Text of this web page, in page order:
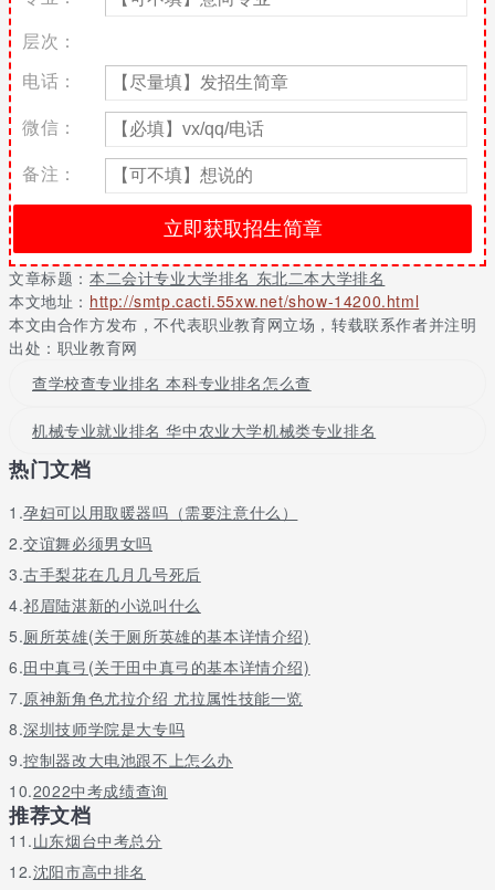
2、辽宁传媒学院
坐落于辽宁省沈阳市，是辽宁省应用型大学建设试点高校、辽宁省
文化产业校企联盟理事长单位。
校园总占地面积1600亩，建筑面积47万平方米，分南北两个校区，
北校区正在建设中；下设11个二级学院，开设31个本科专业，5个
专科专业。
3、长春工程学院
位于长春市，是经教育部批准成立的一所以工学为主，管理学、理
学、艺术学、文学等多学科发展的省属普通本科高校。
学校有湖东和湖西两个校区，占地总面积45.8万平方米；设有22个
教学机构，开设59个本科专业，有16个硕士研究生专业培养方向。
专科教育为辅的财经性应用型本科院校，入选吉林省首批应用型试
达32.6万余平方米；设有13个教学单位，开设46个本科专业，16
个专科专业。
5、牡丹江师范学院
简称牡师院，位于黑龙江省牡丹江市爱民区，是国家级语言文字规
范化示范校、黑龙江省东南部地区教师教育研究中心、基础教育研
究中心和继续教育培训中心、黑龙江省对俄经贸人才培养基地。
学校占地面积68.35万平方米，校舍建筑面积32.60万平方米；设有
20个二级学院，开设有本科专业58个。
以上内容参考 百度百科-沈阳科技学院
以上内容参考 百度百科-辽宁传媒学院
以上内容参考 百度百科-长春工程学院
以上内容参考 百度百科-吉林工商学院
层次：
电话：
微信：
备注：
文章标题： 本二会计专业大学排名 东北二本大学排名
本文地址： http://smtp.cacti.55xw.net/show-14200.html
本文由合作方发布，不代表职业教育网立场，转载联系作者并注明
出处：职业教育网
查学校查专业排名 本科专业排名怎么查
机械专业就业排名 华中农业大学机械类专业排名
热门文档
1.孕妇可以用取暖器吗（需要注意什么）
2.交谊舞必须男女吗
3.古手梨花在几月几号死后
4.祁眉陆湛新的小说叫什么
5.厕所英雄(关于厕所英雄的基本详情介绍)
6.田中真弓(关于田中真弓的基本详情介绍)
7.原神新角色尤拉介绍 尤拉属性技能一览
8.深圳技师学院是大专吗
9.控制器改大电池跟不上怎么办
10.2022中考成绩查询
推荐文档
11.山东烟台中考总分
12.沈阳市高中排名